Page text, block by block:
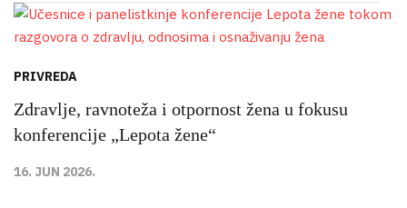
PRIVREDA
Zdravlje, ravnoteža i otpornost žena u fokusu
konferencije „Lepota žene“
16. JUN 2026.